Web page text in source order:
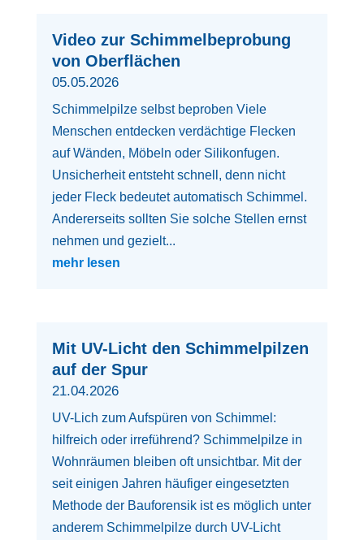
Video zur Schimmelbeprobung
von Oberflächen
05.05.2026
Schimmelpilze selbst beproben Viele
Menschen entdecken verdächtige Flecken
auf Wänden, Möbeln oder Silikonfugen.
Unsicherheit entsteht schnell, denn nicht
jeder Fleck bedeutet automatisch Schimmel.
Andererseits sollten Sie solche Stellen ernst
nehmen und gezielt...
mehr lesen
Mit UV-Licht den Schimmelpilzen
auf der Spur
21.04.2026
UV-Lich zum Aufspüren von Schimmel:
hilfreich oder irreführend? Schimmelpilze in
Wohnräumen bleiben oft unsichtbar. Mit der
seit einigen Jahren häufiger eingesetzten
Methode der Bauforensik ist es möglich unter
anderem Schimmelpilze durch UV-Licht